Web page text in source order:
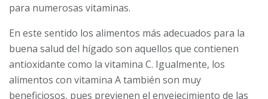
para numerosas vitaminas.
En este sentido los alimentos más adecuados para la
buena salud del hígado son aquellos que contienen
antioxidante como la vitamina C. Igualmente, los
alimentos con vitamina A también son muy
beneficiosos, pues previenen el envejecimiento de las